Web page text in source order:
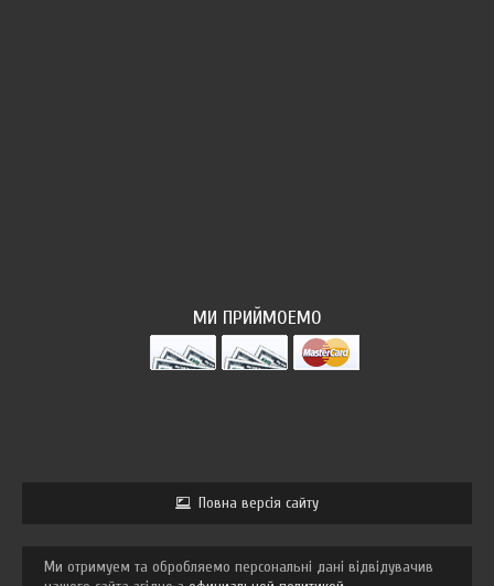
МИ ПРИЙМОЕМО
Повна версія сайту
Ми отримуем та обробляемо персональні дані відвідувачив